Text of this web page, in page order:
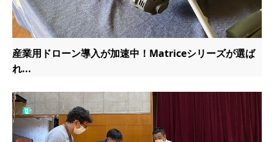
産業用ドローン導入が加速中！Matriceシリーズが選ば
れ...